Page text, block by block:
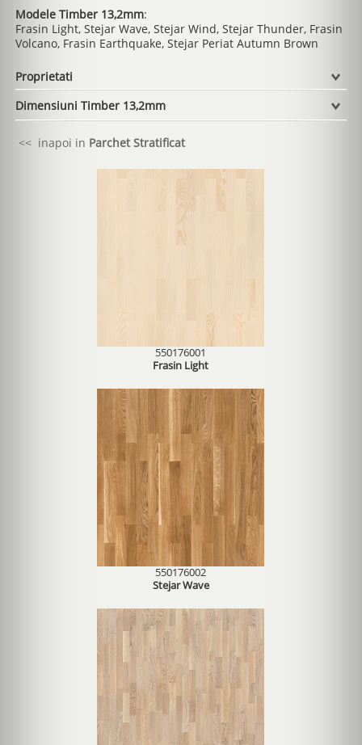
Modele Timber 13,2mm:
Frasin Light, Stejar Wave, Stejar Wind, Stejar Thunder, Frasin
Volcano, Frasin Earthquake, Stejar Periat Autumn Brown
Proprietati
Dimensiuni Timber 13,2mm
<< inapoi in Parchet Stratificat
550176001
Frasin Light
550176002
Stejar Wave